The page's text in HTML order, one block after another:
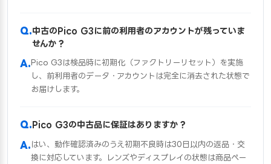
中古のPico G3に前の利用者のアカウントが残っていま
せんか？
Pico G3は検品時に初期化（ファクトリーリセット）を実施
し、前利用者のデータ・アカウントは完全に消去された状態で
お届けします。
Pico G3の中古品に保証はありますか？
はい、動作確認済みのうえ初期不良時は30日以内の返品・交
換に対応しています。レンズやディスプレイの状態は商品ペー